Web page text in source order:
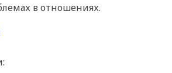
в отношениях.